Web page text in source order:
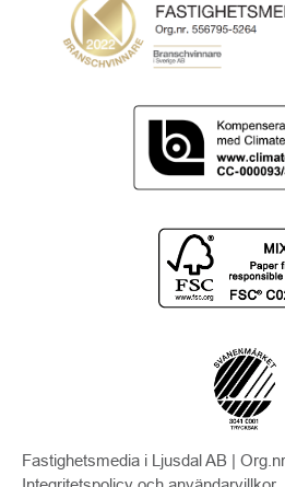
Fastighetsmedia i Ljusdal AB |